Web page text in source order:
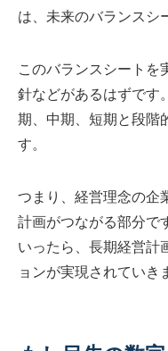
は、未来のバランスシ
このバランスシートを
針などがあるはずです
期、中期、短期と段階
す。
つまり、経営理念の企
計画がつながる部分で
いったら、長期経営計
ョンが実現されていき